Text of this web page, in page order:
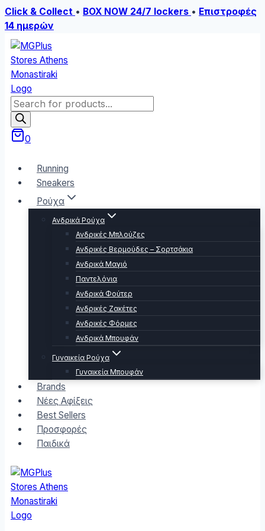
Click & Collect • BOX NOW 24/7 lockers • Επιστροφές
14 ημερών
Skip
to
content
Products
search
0
Running
Sneakers
Ρούχα
Ανδρικά Ρούχα
Ανδρικές Μπλούζες
Ανδρικές Βερμούδες – Σορτσάκια
Ανδρικά Μαγιό
Παντελόνια
Ανδρικά Φούτερ
Ανδρικές Ζακέτες
Ανδρικές Φόρμες
Ανδρικά Μπουφάν
Γυναικεία Ρούχα
Γυναικεία Μπουφάν
Brands
Νέες Αφίξεις
Best Sellers
Προσφορές
Παιδικά